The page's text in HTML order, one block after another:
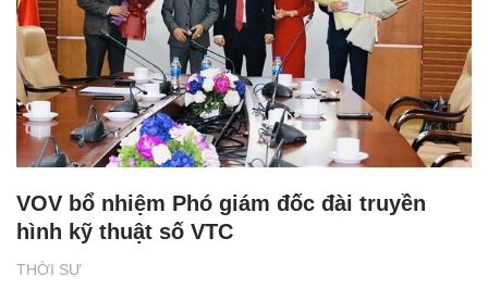
THỜI SỰ
VOV bổ nhiệm Phó giám đốc đài truyền
hình kỹ thuật số VTC